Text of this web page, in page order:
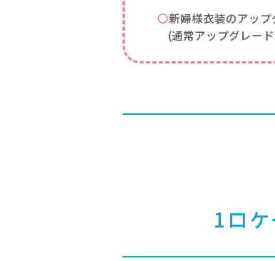
〇新婦様衣装のアッ
(通常アップグレー
1ロ